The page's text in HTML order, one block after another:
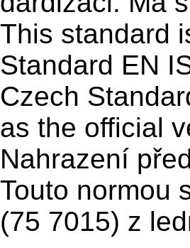
This standard
Standard EN
Czech
as the official
Nahrazení
Touto normou
(75 7015) z